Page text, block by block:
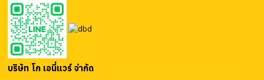
บริษัท โก เอนี่แวร์ จำกัด